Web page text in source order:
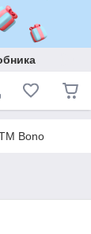
ТМ Bono